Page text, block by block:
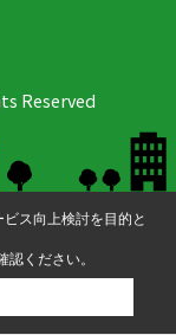
Reserved
ス向上検討を目的と
認ください。